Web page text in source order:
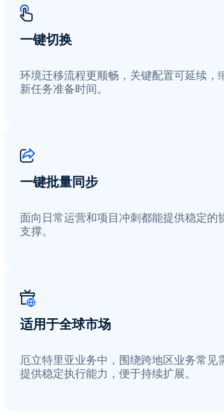
一键切换
环境迁移流程更顺畅，关键配置可延续，
新任务准备时间。
一键批量同步
面向日常运营和项目冲刺都能提供稳定的
支撑。
适用于全球市场
厄立特里亚业务中，围绕跨地区业务常见
提供稳定执行能力，便于持续扩展。